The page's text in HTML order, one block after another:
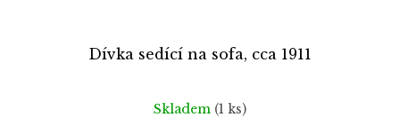
Dívka sedící na sofa, cca 1911
Skladem (1 ks)